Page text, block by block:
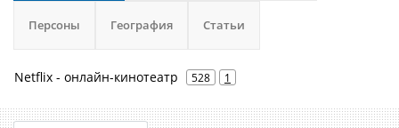
Персоны География Статьи
Netflix - онлайн-кинотеатр 528 1